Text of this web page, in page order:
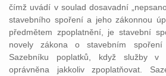
čímž uvádí v soulad dosavadní
stavebního spoření a jeho zákonnou
předmětem zpoplatnění, je stavební
novely zákona o stavebním
Sazebníku poplatků, když služby v
oprávněna jakkoliv zpoplatňovat.